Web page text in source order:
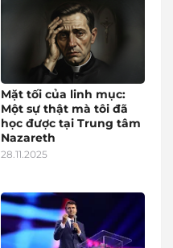
Mặt tối của linh mục:
Một sự thật mà tôi đã
học được tại Trung tâm
Nazareth
28.11.2025